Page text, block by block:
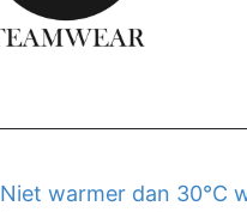
Niet warmer dan 30°C